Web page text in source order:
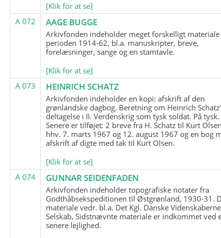
[Klik for at se]
A 072
AAGE BUGGE
Arkivfonden indeholder meget forskelligt
perioden 1914-62, bl.a. manuskripter, breve,
forelæsninger, sange og en stamtavle.
[Klik for at se]
A 073
HEINRICH SCHATZ
Arkivfonden indeholder en kopi: afskrift af den
grønlandske dagbog. Beretning om Heinrich Schatz'
deltagelse i II. Verdenskrig som tysk soldat. På tysk.
Senere er tilføjet: 2 breve fra H. Schatz til Kurt
hhv. 7. marts 1967 og 12. august 1967 og en bog
afskrift af digte med tak til Kurt Olsen.
[Klik for at se]
A 074
GUNNAR SEIDENFADEN
Arkivfonden indeholder topografiske notater fra
Godthåbsekspeditionen til Østgrønland, 1930-31.
materiale vedr. bl.a. Det Kgl. Danske
Selskab, Sidstnævnte materiale er indkommet ved
senere lejlighed.